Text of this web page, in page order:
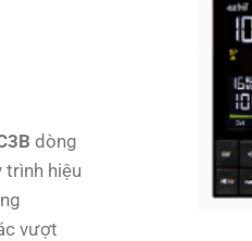
dòng
trình hiệu
vượt